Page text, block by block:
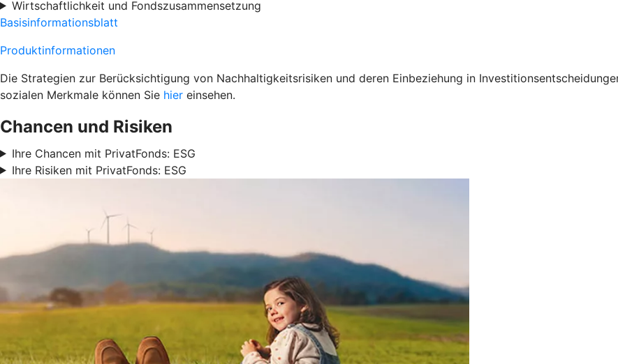
Wirtschaftlichkeit und Fondszusammensetzung
Basisinformationsblatt
Produktinformationen
Die Strategien zur Berücksichtigung von Nachhaltigkeitsrisiken und deren Einbeziehung in
sozialen Merkmale können Sie hier einsehen.
Chancen und Risiken
Ihre Chancen mit PrivatFonds: ESG
Ihre Risiken mit PrivatFonds: ESG